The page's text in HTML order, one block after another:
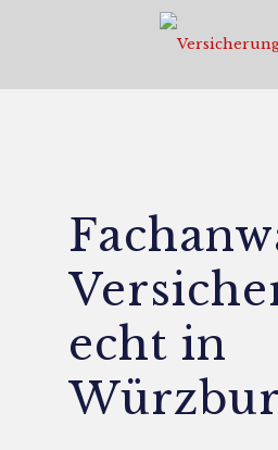
echt in